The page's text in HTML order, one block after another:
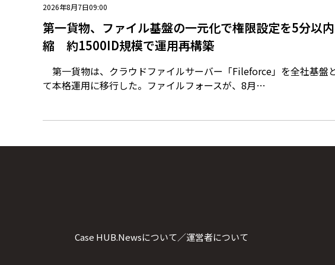
2026年8月7日09:00
第一貨物、ファイル基盤の一元化で権限設定を5分以
縮 約1500ID規模で運用再構築
第一貨物は、クラウドファイルサーバー「Fileforce」を全社基盤
て本格運用に移行した。ファイルフォースが、8月…
Case HUB.Newsについて／運営者について